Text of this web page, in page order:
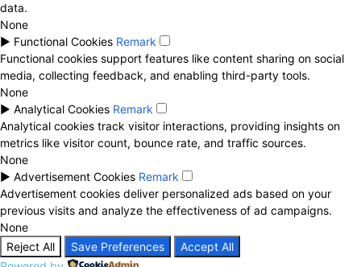
data.
None
► Functional Cookies Remark
Functional cookies support features like content sharing on social
media, collecting feedback, and enabling third-party tools.
None
► Analytical Cookies Remark
Analytical cookies track visitor interactions, providing insights on
metrics like visitor count, bounce rate, and traffic sources.
None
► Advertisement Cookies Remark
Advertisement cookies deliver personalized ads based on your
previous visits and analyze the effectiveness of ad campaigns.
None
Reject All
Save Preferences
Accept All